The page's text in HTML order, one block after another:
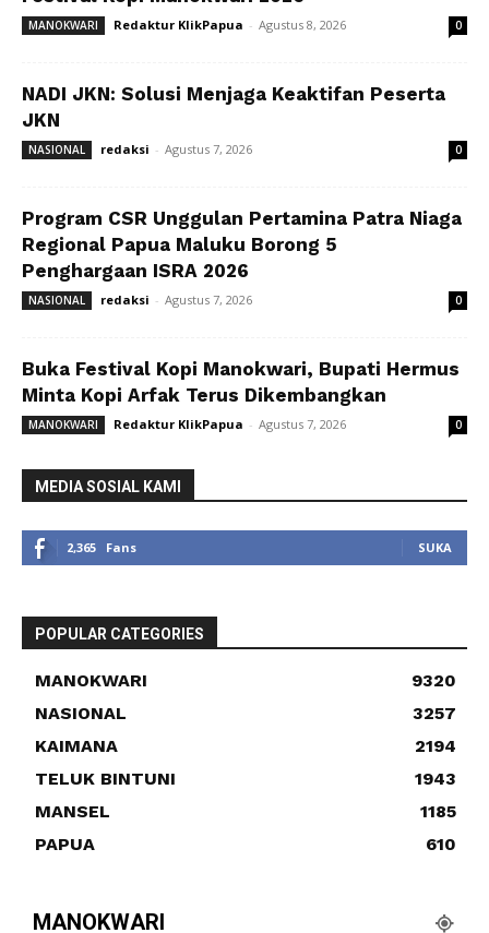
MANOKWARI Redaktur KlikPapua - Agustus 8, 2026 0
NADI JKN: Solusi Menjaga Keaktifan Peserta
JKN
NASIONAL redaksi - Agustus 7, 2026 0
Program CSR Unggulan Pertamina Patra Niaga
Regional Papua Maluku Borong 5
Penghargaan ISRA 2026
NASIONAL redaksi - Agustus 7, 2026 0
Buka Festival Kopi Manokwari, Bupati Hermus
Minta Kopi Arfak Terus Dikembangkan
MANOKWARI Redaktur KlikPapua - Agustus 7, 2026 0
MEDIA SOSIAL KAMI
2,365 Fans SUKA
POPULAR CATEGORIES
MANOKWARI
9320
NASIONAL
3257
KAIMANA
2194
TELUK BINTUNI
1943
MANSEL
1185
PAPUA
610
MANOKWARI